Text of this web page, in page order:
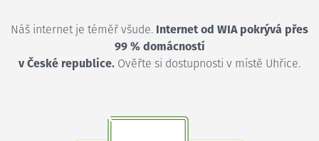
Náš internet je téměř všude. Internet od WIA pokrývá přes
99 % domácností
v České republice. Ověřte si dostupnosti v místě Uhřice.